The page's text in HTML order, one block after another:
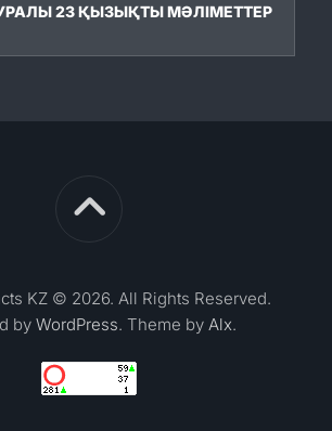
23 ҚЫЗЫҚТЫ МӘЛІМЕТТЕР
KZ © 2026. All Rights Reserved.
by WordPress. Theme by Alx.